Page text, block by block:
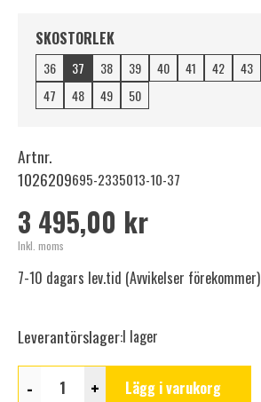
SKOSTORLEK
36 37 38 39 40 41 42 43
47
48 49 50
Artnr.
1026209695-2335013-10-37
3 495,00 kr
Inkl. moms
7-10 dagars lev.tid (Avvikelser förekommer)
Leverantörslager:I lager
- + Lägg i varukorg